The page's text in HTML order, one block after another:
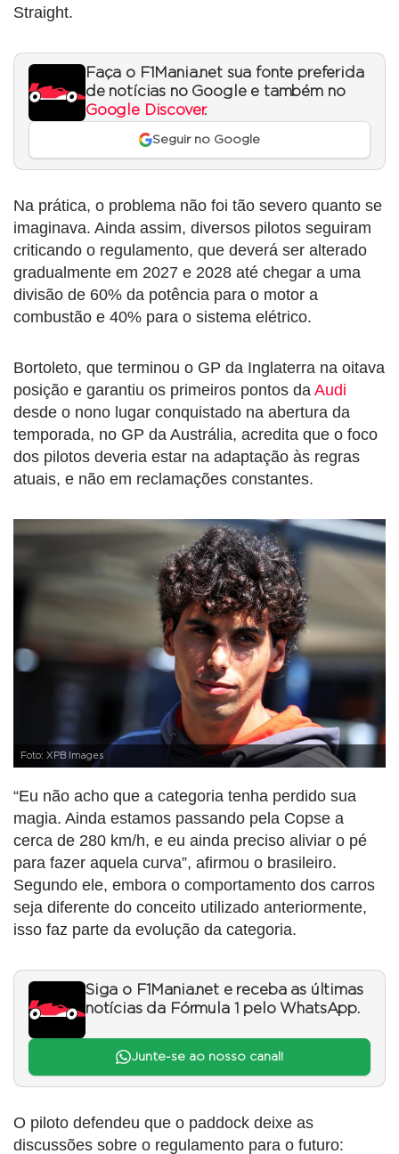
Straight.
Faça o F1Mania.net sua fonte preferida
de notícias no Google e também no
Google Discover.
Seguir no Google
Na prática, o problema não foi tão severo quanto se
imaginava. Ainda assim, diversos pilotos seguiram
criticando o regulamento, que deverá ser alterado
gradualmente em 2027 e 2028 até chegar a uma
divisão de 60% da potência para o motor a
combustão e 40% para o sistema elétrico.
Bortoleto, que terminou o GP da Inglaterra na oitava
posição e garantiu os primeiros pontos da Audi
desde o nono lugar conquistado na abertura da
temporada, no GP da Austrália, acredita que o foco
dos pilotos deveria estar na adaptação às regras
atuais, e não em reclamações constantes.
Foto: XPB Images
“Eu não acho que a categoria tenha perdido sua
magia. Ainda estamos passando pela Copse a
cerca de 280 km/h, e eu ainda preciso aliviar o pé
para fazer aquela curva”, afirmou o brasileiro.
Segundo ele, embora o comportamento dos carros
seja diferente do conceito utilizado anteriormente,
isso faz parte da evolução da categoria.
Siga o F1Mania.net e receba as últimas
notícias da Fórmula 1 pelo WhatsApp.
Junte-se ao nosso canal!
O piloto defendeu que o paddock deixe as
discussões sobre o regulamento para o futuro: